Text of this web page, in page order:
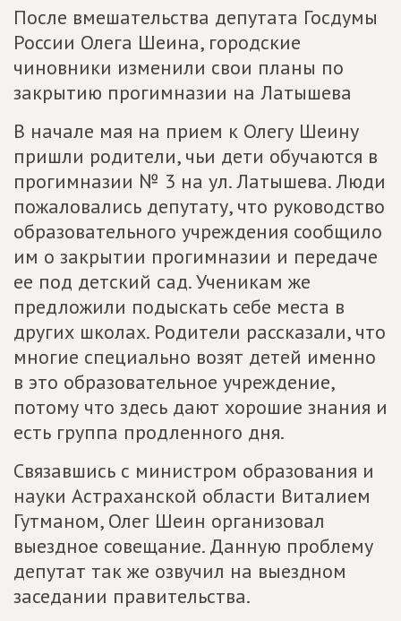
После вмешательства депутата Госдумы
России Олега Шеина, городские
чиновники изменили свои планы по
закрытию прогимназии на Латышева
В начале мая на прием к Олегу Шеину
пришли родители, чьи дети обучаются в
прогимназии № 3 на ул. Латышева. Люди
пожаловались депутату, что руководство
образовательного учреждения сообщило
им о закрытии прогимназии и передаче
ее под детский сад. Ученикам же
предложили подыскать себе места в
других школах. Родители рассказали, что
многие специально возят детей именно
в это образовательное учреждение,
потому что здесь дают хорошие знания и
есть группа продленного дня.
Связавшись с министром образования и
науки Астраханской области Виталием
Гутманом, Олег Шеин организовал
выездное совещание. Данную проблему
депутат так же озвучил на выездном
заседании правительства.